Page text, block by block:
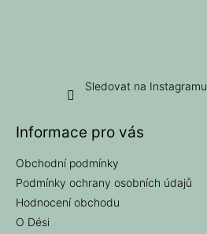
Sledovat na Instagramu
Informace pro vás
Obchodní podmínky
Podmínky ochrany osobních údajů
Hodnocení obchodu
O Dési